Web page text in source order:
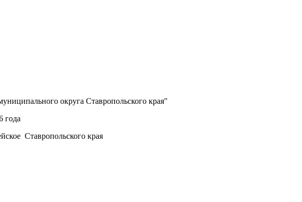
округа Ставропольского края"
Ставропольского края